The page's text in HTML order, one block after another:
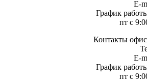
E-
График
пт с
Контакты
E-
График
пт с